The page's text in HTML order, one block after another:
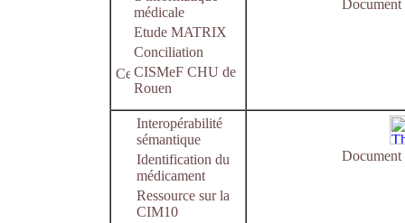
médicale
Etude MATRIX
Conciliation
CISMeF CHU de
Rouen
Document
Interopérabilité
sémantique
Identification du
médicament
Ressource sur la
CIM10
Document